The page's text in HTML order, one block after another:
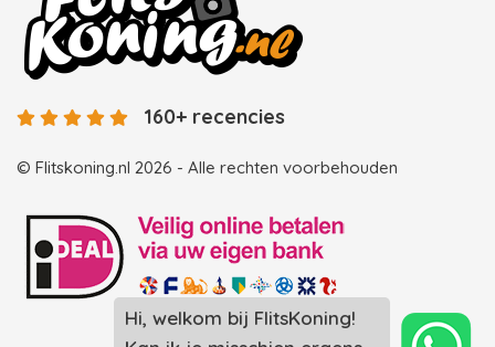
Hi, welkom bij FlitsKoning!
© Flitskoning.nl 2026 - Alle rechten voorbehouden
160+ recencies
Landingspagina overzicht photobooths